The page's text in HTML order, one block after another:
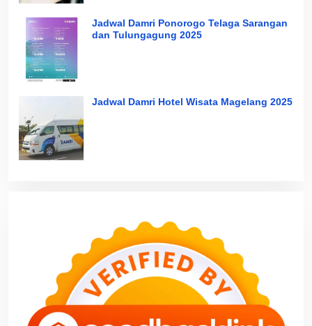
Jadwal Damri Ponorogo Telaga Sarangan
dan Tulungagung 2025
Jadwal Damri Hotel Wisata Magelang 2025